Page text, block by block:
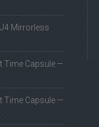
Mirrorless
Time Capsule —
Time Capsule —